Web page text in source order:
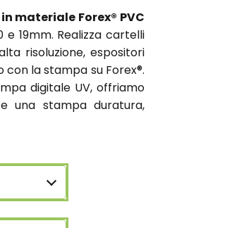
materiale Forex® PVC
19mm. Realizza cartelli
risoluzione, espositori
la stampa su Forex®.
digitale UV, offriamo
una stampa duratura,